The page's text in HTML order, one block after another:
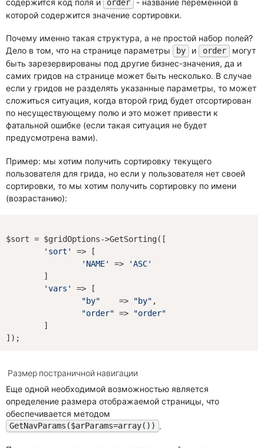
содержится код поля и
order
- название переменной в
которой содержится значение сортировки.
Почему именно такая структура, а не простой набор полей?
Дело в том, что на странице параметры
by и order
могут
быть зарезервированы под другие бизнес-значения, да и
самих гридов на странице может быть несколько. В случае
если у гридов не разделять указанные параметры, то может
сложиться ситуация, когда второй грид будет отсортирован
по несуществующему полю и это может привести к
фатальной ошибке (если такая ситуация не будет
предусмотрена вами).
Пример: мы хотим получить сортировку текущего
пользователя для грида, но если у пользователя нет своей
сортировки, то мы хотим получить сортировку по имени
(возрастанию):
$sort = $gridOptions->GetSorting([
'sort'
=> [
'NAME'
=>
'ASC'
'vars'
=> [
"by"
    =>
"by" ,
"order" =>
"order"
Размер постраничной навигации
Еще одной необходимой возможностью является
определение размера отображаемой страницы, что
обеспечивается методом
GetNavParams($arParams=array()) .